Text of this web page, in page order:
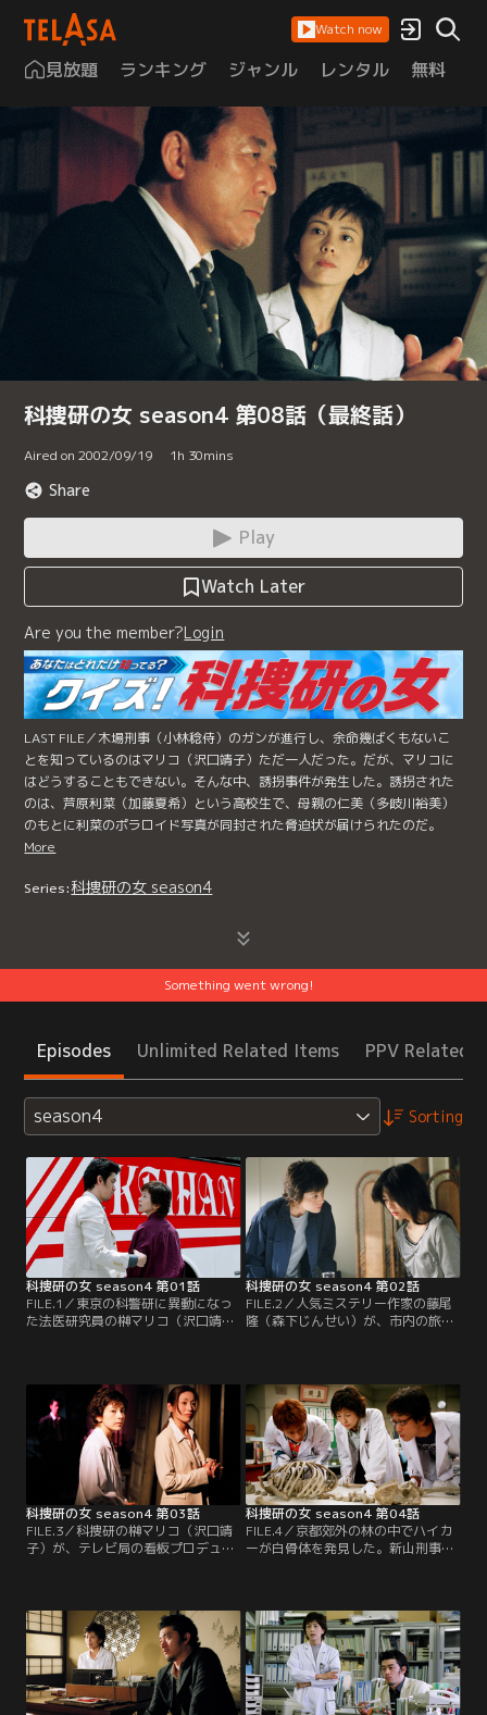
Watch now
見放題 ランキング ジャンル レンタル 無料
科捜研の女 season4 第08話（最終話）
Aired on 2002/09/19 1h 30mins
Share
Play
Watch Later
Are you the member?Login
LAST FILE／木場刑事（小林稔侍）のガンが進行し、余命幾ばくもないこ
とを知っているのはマリコ（沢口靖子）ただ一人だった。だが、マリコに
はどうすることもできない。そんな中、誘拐事件が発生した。誘拐された
のは、芦原利菜（加藤夏希）という高校生で、母親の仁美（多岐川裕美）
のもとに利菜のポラロイド写真が同封された脅迫状が届けられたのだ。
More
Series:科捜研の女 season4
Something went wrong!
Episodes Unlimited Related Items PPV Related
season4 Sorting
科捜研の女 season4 第01話
FILE.1／東京の科警研に異動になっ
た法医研究員の榊マリコ（沢口靖
面々は戦々恐々、仕事も手につかな
い。そんな中、事件が発生した。東
京発の深夜高速バスで男性の他殺体
が発見されたのだ。
科捜研の女 season4 第02話
FILE.2／人気ミステリー作家の藤尾
隆（森下じんせい）が、市内の旅館
つけた科捜研の榊マリコ（沢口靖
子）は、部屋の中にあった鉄製の香
炉が凶器だと判断する。同じ時刻、
旅館の前で交通事故が発生し被害者
の女性が病院に運ばれた。
科捜研の女 season4 第03話
FILE.3／科捜研の榊マリコ（沢口靖
子）が、テレビ局の看板プロデュー
ロデューサーであると同時に編成局
長の妻であり、小学生の子供の母親
であり、仕事と家庭を完璧にこなす
女性として知られていた。マリコ
も、彼女の沈着冷静な仕事ぶりに感
心する。
科捜研の女 season4 第04話
FILE.4／京都郊外の林の中でハイカ
ーが白骨体を発見した。新山刑事
らに頭蓋骨に虫の死骸が付いている
のを目に留める。白骨を科捜研に持
ち帰って調査した結果、死後5年以
内で、二十代後半の女性であること
が分かる。胸を刃物で刺されて殺さ
れたらしい。